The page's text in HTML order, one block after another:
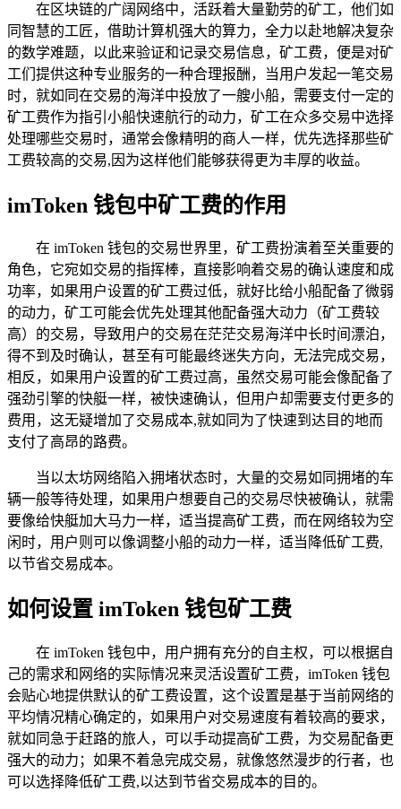
在区块链的广阔网络中，活跃着大量勤劳的矿工，他们如
同智慧的工匠，借助计算机强大的算力，全力以赴地解决复杂
的数学难题，以此来验证和记录交易信息，矿工费，便是对矿
工们提供这种专业服务的一种合理报酬，当用户发起一笔交易
时，就如同在交易的海洋中投放了一艘小船，需要支付一定的
矿工费作为指引小船快速航行的动力，矿工在众多交易中选择
处理哪些交易时，通常会像精明的商人一样，优先选择那些矿
工费较高的交易,因为这样他们能够获得更为丰厚的收益。
imToken 钱包中矿工费的作用
在 imToken 钱包的交易世界里，矿工费扮演着至关重要的
角色，它宛如交易的指挥棒，直接影响着交易的确认速度和成
功率，如果用户设置的矿工费过低，就好比给小船配备了微弱
的动力，矿工可能会优先处理其他配备强大动力（矿工费较
高）的交易，导致用户的交易在茫茫交易海洋中长时间漂泊，
得不到及时确认，甚至有可能最终迷失方向，无法完成交易，
相反，如果用户设置的矿工费过高，虽然交易可能会像配备了
强劲引擎的快艇一样，被快速确认，但用户却需要支付更多的
费用，这无疑增加了交易成本,就如同为了快速到达目的地而
支付了高昂的路费。
当以太坊网络陷入拥堵状态时，大量的交易如同拥堵的车
辆一般等待处理，如果用户想要自己的交易尽快被确认，就需
要像给快艇加大马力一样，适当提高矿工费，而在网络较为空
闲时，用户则可以像调整小船的动力一样，适当降低矿工费,
以节省交易成本。
如何设置 imToken 钱包矿工费
在 imToken 钱包中，用户拥有充分的自主权，可以根据自
己的需求和网络的实际情况来灵活设置矿工费，imToken 钱包
会贴心地提供默认的矿工费设置，这个设置是基于当前网络的
平均情况精心确定的，如果用户对交易速度有着较高的要求，
就如同急于赶路的旅人，可以手动提高矿工费，为交易配备更
强大的动力；如果不着急完成交易，就像悠然漫步的行者，也
可以选择降低矿工费,以达到节省交易成本的目的。